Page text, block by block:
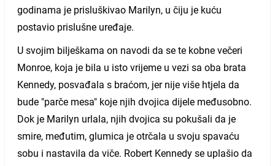
godinama je prisluškivao Marilyn, u čiju je kuću
postavio prislušne uređaje.
U svojim bilješkama on navodi da se te kobne večeri
Monroe, koja je bila u isto vrijeme u vezi sa oba brata
Kennedy, posvađala s braćom, jer nije više htjela da
bude "parče mesa" koje njih dvojica dijele međusobno.
Dok je Marilyn urlala, njih dvojica su pokušali da je
smire, međutim, glumica je otrčala u svoju spavaću
sobu i nastavila da viče. Robert Kennedy se uplašio da